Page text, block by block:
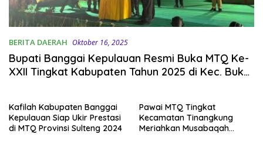
BERITA DAERAH Oktober 16, 2025
Bupati Banggai Kepulauan Resmi Buka MTQ Ke-
XXII Tingkat Kabupaten Tahun 2025 di Kec. Buko
Kafilah Kabupaten Banggai
Kepulauan Siap Ukir Prestasi
di MTQ Provinsi Sulteng 2024
Pawai MTQ Tingkat
Kecamatan Tinangkung
Meriahkan Musabaqah